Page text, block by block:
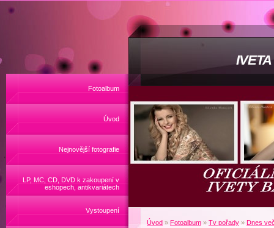
Fotoalbum
Úvod
Nejnovější fotografie
LP, MC, CD, DVD k zakoupení v
eshopech, antikvariátech
Vystoupení
Úvod » Fotoalbum » Tv pořady » Dnes